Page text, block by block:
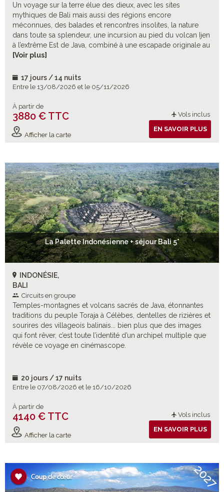
Un voyage sur la terre élue des dieux, avec les sites
mythiques de Bali mais aussi des régions encore
méconnues, des balades et rencontres insolites, la nature
dans toute sa splendeur, une incursion au pied du volcan Ijen
à l’extrême Est de Java, combiné à une escapade originale au
pays Toraja à Célèbes.
[Voir plus]
17 jours / 14 nuits
Entre le 13/08/2026 et le 05/11/2026
À partir de
3880 € TTC Vols inclus
Afficher la carte
EN SAVOIR PLUS
La Palette Indonésienne + séjour Bali 5*
INDONÉSIE,
BALI
Circuits en groupe
Temples-montagnes et volcans sacrés de Java, étonnantes
traditions du peuple Toraja à Célèbes, dentelles de rizières et
sourires des villageois balinais... bien plus que des images
qui font rêver, c’est toute l’identité d’un archipel multiple que
révèle ce voyage en cinémascope.
20 jours / 17 nuits
Entre le 07/08/2026 et le 16/10/2026
À partir de
4140 € TTC Vols inclus
Afficher la carte
EN SAVOIR PLUS
2027